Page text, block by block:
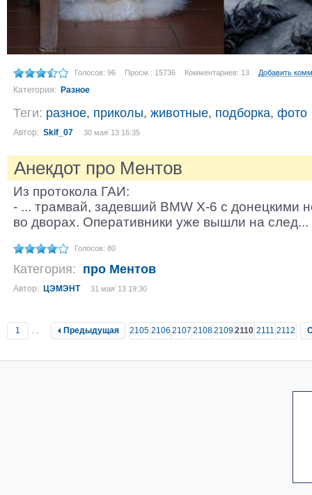
Голосов: 96 Просм.: 15736 Комментариев: 13 Добавить
Категория: Разное
Теги: разное, приколы, животные, подборка, фото
Автор: Skif_07 30 мая´13 16:35
Анекдот про Ментов
Из протокола ГАИ:
- ... трамвай, задевший BMW X-6 с донецкими
во дворах. Оперативники уже вышли на след...
Голосов: 80
Категория: про Ментов
Автор: ЦЭМЭНТ 31 мая´13 19:30
1 .. Предыдущая 2105 2106 2107 210821092110 2111 2112